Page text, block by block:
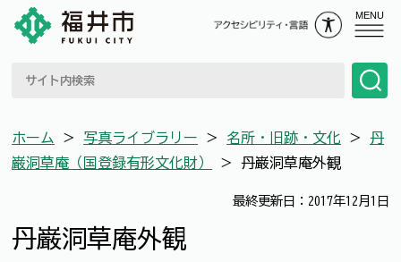
MENU
ホーム ＞ 写真ライブラリー ＞ 名所・旧跡・文化 ＞ 丹
巌洞草庵（国登録有形文化財）
＞ 丹巌洞草庵外観
最終更新日：2017年12月1日
丹巌洞草庵外観